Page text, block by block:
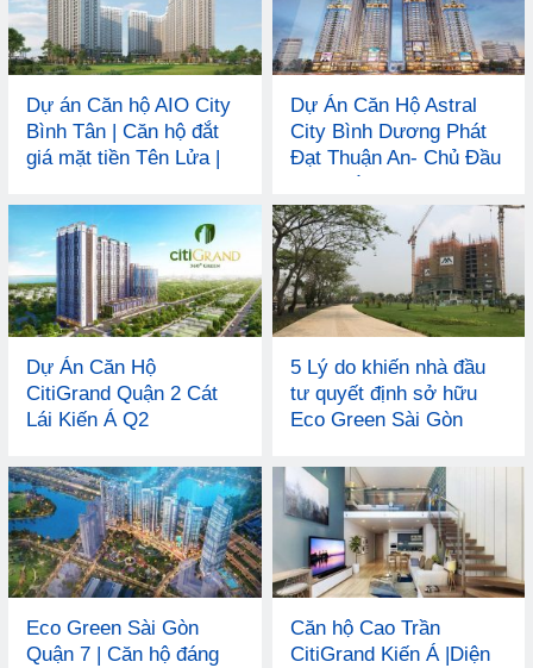
Dự án Căn hộ AIO City
Bình Tân | Căn hộ đắt
giá mặt tiền Tên Lửa |
Bình Tân
Dự Án Căn Hộ Astral
City Bình Dương Phát
Đạt Thuận An- Chủ Đầu
Tư uy tín
Dự Án Căn Hộ
CitiGrand Quận 2 Cát
Lái Kiến Á Q2
5 Lý do khiến nhà đầu
tư quyết định sở hữu
Eco Green Sài Gòn
Eco Green Sài Gòn
Quận 7 | Căn hộ đáng
Căn hộ Cao Trần
CitiGrand Kiến Á |Diện